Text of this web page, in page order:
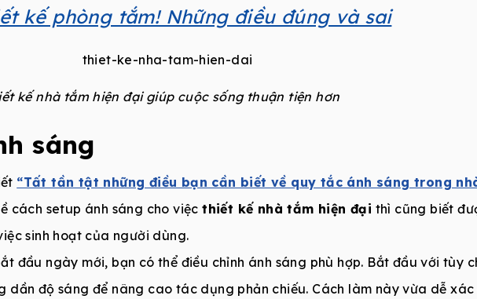
kế phòng tắm! Những điều đúng và sai
kế nhà tắm hiện đại giúp cuộc sống thuận tiện hơn
sáng
“Tất tần tật những điều bạn cần biết về quy tắc ánh sáng trong
cách setup ánh sáng cho việcthiết kế nhà tắm hiện đại thì cũng biết
sinh hoạt của người dùng.
đầu ngày mới, bạn có thể điều chỉnh ánh sáng phù hợp. Bắt đầu với tùy
dần độ sáng để nâng cao tác dụng phản chiếu. Cách làm này vừa dễ xác